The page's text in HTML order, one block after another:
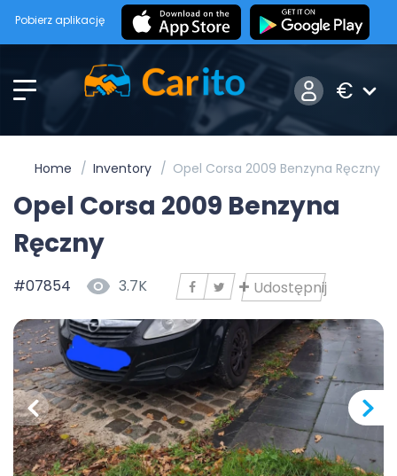
Pobierz aplikację
€
Home Inventory Opel Corsa 2009 Benzyna Ręczny
Opel Corsa 2009 Benzyna
Ręczny
#07854 3.7K Udostępnij